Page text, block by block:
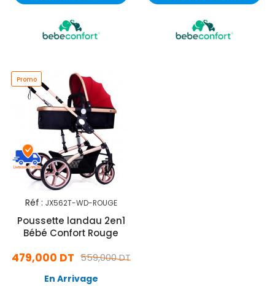
Promo
Réf : JX562T-WD-ROUGE
Poussette landau 2en1
Bébé Confort Rouge
559,000 DT
479,000 DT
En Arrivage